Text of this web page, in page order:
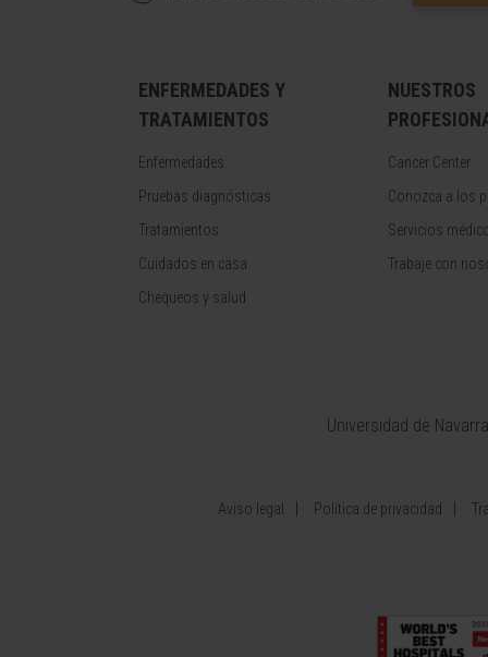
ENFERMEDADES Y
TRATAMIENTOS
Enfermedades
Pruebas diagnósticas
Tratamientos
Cuidados en casa
Chequeos y salud
NUESTROS
Cancer Center
Conozca a los
Servicios
Trabaje con
Universidad de Navarra
Aviso legal Política de privacidad